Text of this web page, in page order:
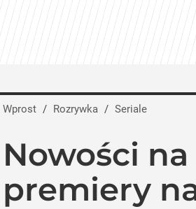
o zemstę”. Mocny apel w
wzrost pod presją. co czeka
Wprost / Rozrywka / Seriale
Nowości
premiery